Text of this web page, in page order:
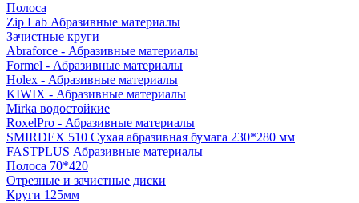
Полоса
Zip Lab Абразивные материалы
Зачистные круги
Abraforce - Абразивные материалы
Formel - Абразивные материалы
Holex - Абразивные материалы
KIWIX - Абразивные материалы
Mirka водостойкие
RoxelPro - Абразивные материалы
SMIRDEX 510 Сухая абразивная бумага 230*280 мм
FASTPLUS Абразивные материалы
Полоса 70*420
Отрезные и зачистные диски
Круги 125мм